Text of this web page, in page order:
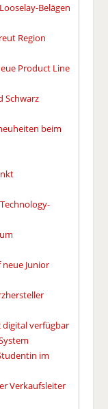
Belägen
Region
Product Line
Schwarz
beim
Junior
digital verfügbar
im
Verkaufsleiter